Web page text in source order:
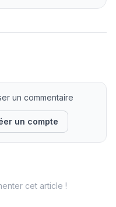
un commentaire
un compte
cet article !